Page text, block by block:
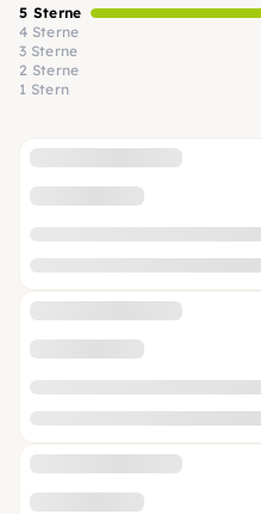
5 Sterne
4 Sterne
3 Sterne
2 Sterne
1 Stern